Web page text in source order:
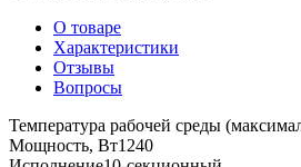
О товаре
Характеристики
Отзывы
Вопросы
Температура рабочей среды
Мощность, Вт1240